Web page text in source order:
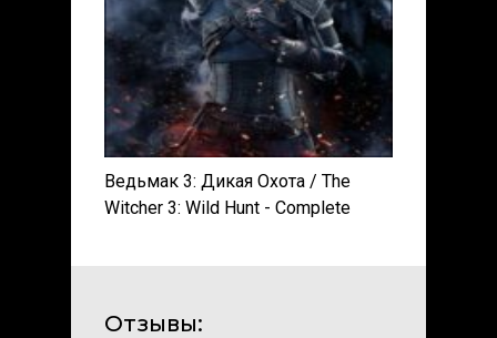
Ведьмак 3: Дикая Охота / The
Witcher 3: Wild Hunt - Complete
Отзывы: